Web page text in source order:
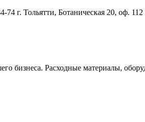
74 г. Тольятти, Ботаническая 20, оф. 112
бизнеса. Расходные материалы,